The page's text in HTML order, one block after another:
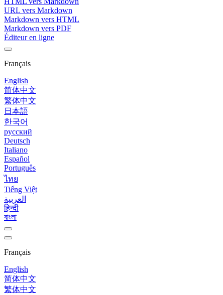
URL vers Markdown
Markdown vers HTML
Markdown vers PDF
Éditeur en ligne
Français
English
简体中文
繁体中文
日本語
한국어
русский
Deutsch
Italiano
Español
Português
ไทย
Tiếng Việt
العربية
हिन्दी
বাংলা
Français
English
简体中文
繁体中文